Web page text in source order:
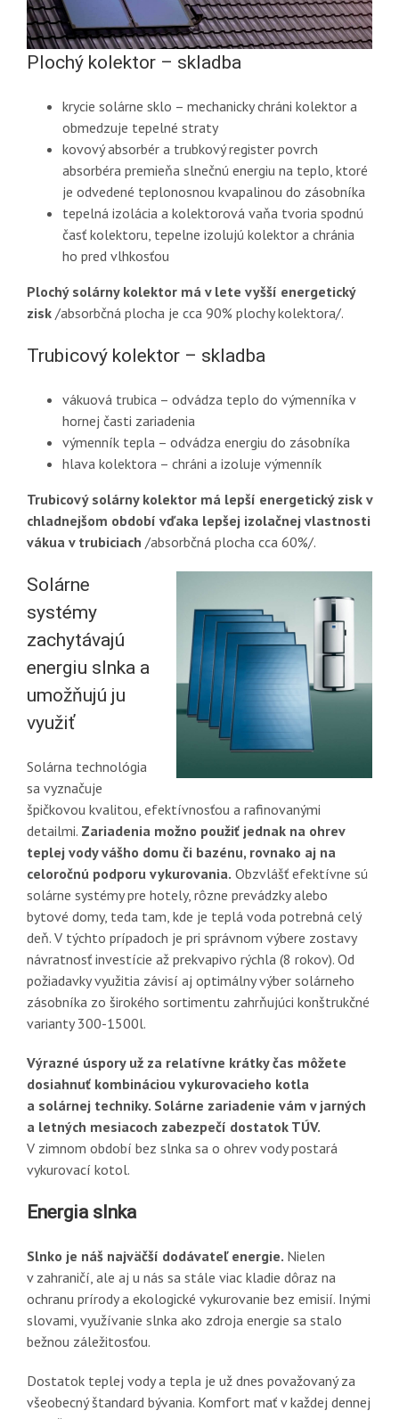
Plochý kolektor – skladba
krycie solárne sklo – mechanicky chráni kolektor a
obmedzuje tepelné straty
kovový absorbér a trubkový register povrch
absorbéra premieňa slnečnú energiu na teplo, ktoré
je odvedené teplonosnou kvapalinou do zásobníka
tepelná izolácia a kolektorová vaňa tvoria spodnú
časť kolektoru, tepelne izolujú kolektor a chránia
ho pred vlhkosťou
Plochý solárny kolektor má v lete vyšší energetický
zisk /absorbčná plocha je cca 90% plochy kolektora/.
Trubicový kolektor – skladba
vákuová trubica – odvádza teplo do výmenníka v
hornej časti zariadenia
výmenník tepla – odvádza energiu do zásobníka
hlava kolektora – chráni a izoluje výmenník
Trubicový solárny kolektor má lepší energetický zisk v
chladnejšom období vďaka lepšej izolačnej vlastnosti
vákua v trubiciach /absorbčná plocha cca 60%/.
Solárne
systémy
zachytávajú
energiu slnka a
umožňujú ju
využiť
Solárna technológia
sa vyznačuje
špičkovou kvalitou, efektívnosťou a rafinovanými
detailmi. Zariadenia možno použiť jednak na ohrev
teplej vody vášho domu či bazénu, rovnako aj na
celoročnú podporu vykurovania. Obzvlášť efektívne sú
solárne systémy pre hotely, rôzne prevádzky alebo
bytové domy, teda tam, kde je teplá voda potrebná celý
deň. V týchto prípadoch je pri správnom výbere zostavy
návratnosť investície až prekvapivo rýchla (8 rokov). Od
požiadavky využitia závisí aj optimálny výber solárneho
zásobníka zo širokého sortimentu zahrňujúci konštrukčné
varianty 300-1500l.
Výrazné úspory už za relatívne krátky čas môžete
dosiahnuť kombináciou vykurovacieho kotla
a solárnej techniky. Solárne zariadenie vám v jarných
a letných mesiacoch zabezpečí dostatok TÚV.
V zimnom období bez slnka sa o ohrev vody postará
vykurovací kotol.
Energia slnka
Slnko je náš najväčší dodávateľ energie. Nielen
v zahraničí, ale aj u nás sa stále viac kladie dôraz na
ochranu prírody a ekologické vykurovanie bez emisií. Inými
slovami, využívanie slnka ako zdroja energie sa stalo
bežnou záležitosťou.
Dostatok teplej vody a tepla je už dnes považovaný za
všeobecný štandard bývania. Komfort mať v každej dennej